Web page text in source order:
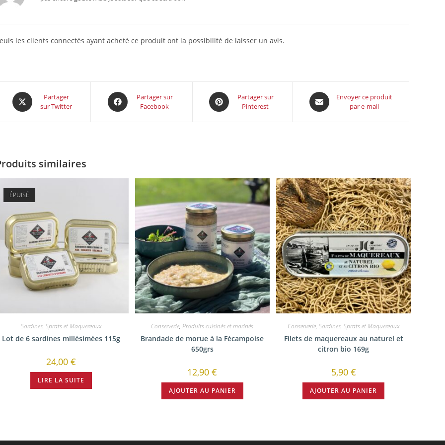
les clients connectés ayant acheté ce produit ont la possibilité de laisser un avis.
Partager
sur Twitter
Partager sur
Facebook
Partager sur
Pinterest
Envoyer ce produit
par e-mail
similaires
ÉPUISÉ
Sardines, Sprats et Maquereaux
Lot de 6 sardines millésimées 115g
24,00€
LIRE LA SUITE
Conserverie,Produits cuisinés et marinés
Brandade de morue à la Fécampoise
650grs
12,90€
AJOUTER AU PANIER
Conserverie,Sardines, Sprats et Maquereaux
Filets de maquereaux au naturel et
citron bio 169g
5,90 €
AJOUTER AU PANIER